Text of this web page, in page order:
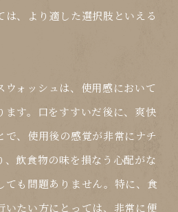
は、より適した選択肢といえる
ウォッシュは、使用感において
ます。口をすすいだ後に、爽快
で、使用後の感覚が非常にナチ
、飲食物の味を損なう心配がな
ても問題ありません。特に、食
いたい方にとっては、非常に便